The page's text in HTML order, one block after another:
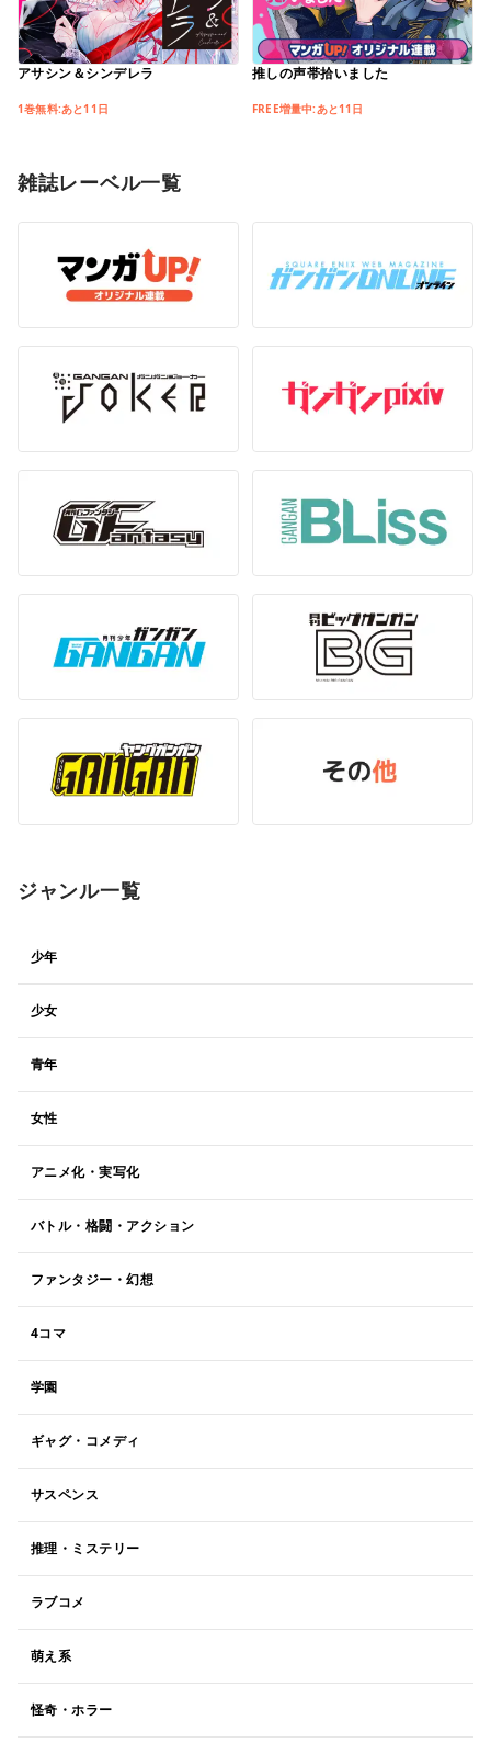
アサシン＆シンデレラ
1巻無料:あと11日
推しの声帯拾いました
FREE増量中:あと11日
雑誌レーベル一覧
ジャンル一覧
少年
少女
青年
女性
アニメ化・実写化
バトル・格闘・アクション
ファンタジー・幻想
4コマ
学園
ギャグ・コメディ
サスペンス
推理・ミステリー
ラブコメ
萌え系
怪奇・ホラー